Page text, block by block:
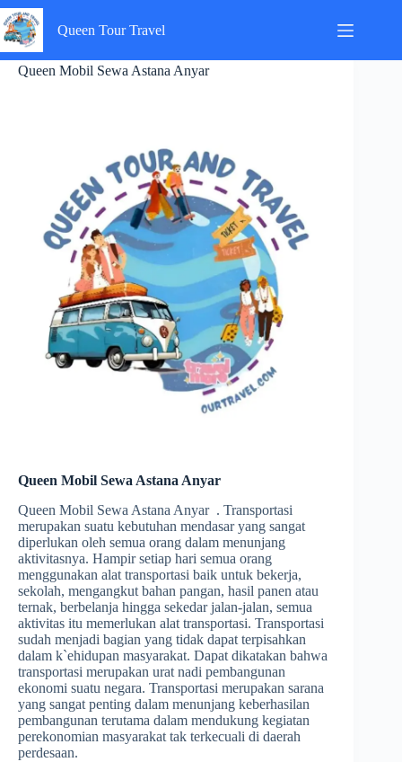
Skip
to
content
Queen Tour Travel
Queen Mobil Sewa Astana Anyar
Queen Mobil Sewa Astana Anyar
Queen Mobil Sewa Astana Anyar . Transportasi
merupakan suatu kebutuhan mendasar yang sangat
diperlukan oleh semua orang dalam menunjang
aktivitasnya. Hampir setiap hari semua orang
menggunakan alat transportasi baik untuk bekerja,
sekolah, mengangkut bahan pangan, hasil panen atau
ternak, berbelanja hingga sekedar jalan-jalan, semua
aktivitas itu memerlukan alat transportasi. Transportasi
sudah menjadi bagian yang tidak dapat terpisahkan
dalam k`ehidupan masyarakat. Dapat dikatakan bahwa
transportasi merupakan urat nadi pembangunan
ekonomi suatu negara. Transportasi merupakan sarana
yang sangat penting dalam menunjang keberhasilan
pembangunan terutama dalam mendukung kegiatan
perekonomian masyarakat tak terkecuali di daerah
perdesaan.